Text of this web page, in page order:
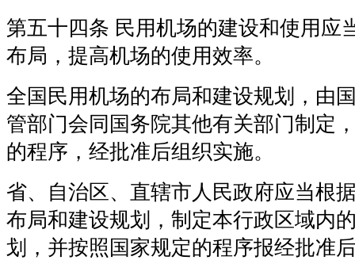
第五十四条 民用机场的建设和使用应
布局，提高机场的使用效率。
全国民用机场的布局和建设规划，由
管部门会同国务院其他有关部门制定
的程序，经批准后组织实施。
省、自治区、直辖市人民政府应当根
布局和建设规划，制定本行政区域内
划，并按照国家规定的程序报经批准